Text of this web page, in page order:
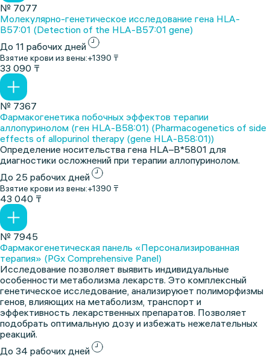
№ 7077
Молекулярно-генетическое исследование гена HLA-
B57:01 (Detection of the HLA-B57:01 gene)
До 11 рабочих дней
Взятие крови из вены:+1390 ₸
33 090 ₸
№ 7367
Фармакогенетика побочных эффектов терапии
аллопуринолом (ген HLA-B58:01) (Pharmacogenetics of side
effects of allopurinol therapy (gene HLA-B58:01))
Определение носительства гена HLA–B*5801 для
диагностики осложнений при терапии аллопуринолом.
До 25 рабочих дней
Взятие крови из вены:+1390 ₸
43 040 ₸
№ 7945
Фармакогенетическая панель «Персонализированная
терапия» (PGx Comprehensive Panel)
Исследование позволяет выявить индивидуальные
особенности метаболизма лекарств. Это комплексный
генетическое исследование, анализируюет полиморфизмы
генов, влияющих на метаболизм, транспорт и
эффективность лекарственных препаратов. Позволяет
подобрать оптимальную дозу и избежать нежелательных
реакций.
До 34 рабочих дней